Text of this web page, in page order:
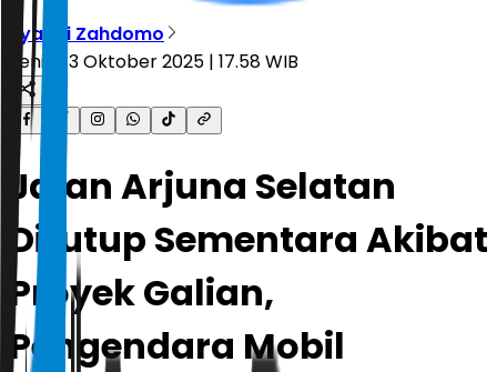
Ryandi Zahdomo
Senin, 13 Oktober 2025 | 17.58 WIB
Jalan Arjuna Selatan
Ditutup Sementara Akibat
Proyek Galian,
Pengendara Mobil